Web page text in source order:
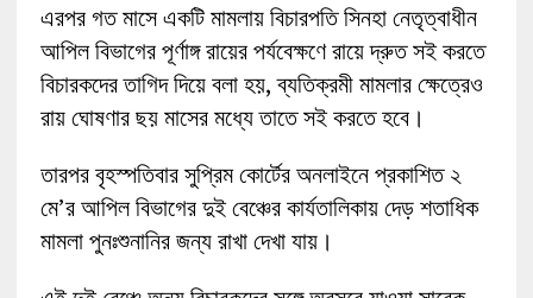
এরপর গত মাসে একটি মামলায় বিচারপতি সিনহা নেতৃত্বাধীন
আপিল বিভাগের পূর্ণাঙ্গ রায়ের পর্যবেক্ষণে রায়ে দ্রুত সই করতে
বিচারকদের তাগিদ দিয়ে বলা হয়, ব্যতিক্রমী মামলার ক্ষেত্রেও
রায় ঘোষণার ছয় মাসের মধ্যে তাতে সই করতে হবে।
তারপর বৃহস্পতিবার সুপ্রিম কোর্টের অনলাইনে প্রকাশিত ২
মে’র আপিল বিভাগের দুই বেঞ্চের কার্যতালিকায় দেড় শতাধিক
মামলা পুনঃশুনানির জন্য রাখা দেখা যায়।